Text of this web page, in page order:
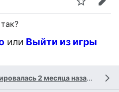
или Выйти из игры
Последний раз редактировалась 2 месяца назад